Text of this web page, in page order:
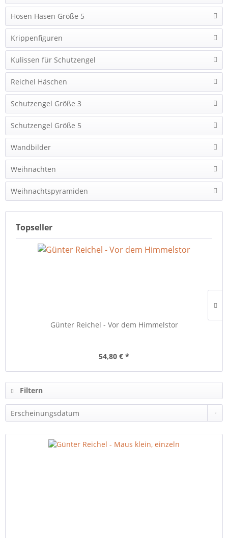
Hosen Hasen Größe 5
Krippenfiguren
Kulissen für Schutzengel
Reichel Häschen
Schutzengel Größe 3
Schutzengel Größe 5
Wandbilder
Weihnachten
Weihnachtspyramiden
Topseller
Günter Reichel - Vor dem Himmelstor
54,80 € *
Filtern